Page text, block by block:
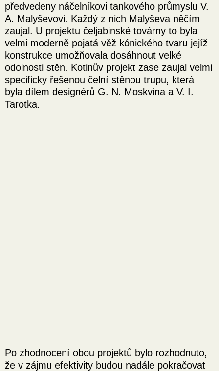
předvedeny náčelníkovi tankového průmyslu V.
A. Malyševovi. Každý z nich Malyševa něčím
zaujal. U projektu čeljabinské továrny to byla
velmi moderně pojatá věž kónického tvaru jejíž
konstrukce umožňovala dosáhnout velké
odolnosti stěn. Kotinův projekt zase zaujal velmi
specificky řešenou čelní stěnou trupu, která
byla dílem designérů G. N. Moskvina a V. I.
Tarotka.
Po zhodnocení obou projektů bylo rozhodnuto,
že v zájmu efektivity budou nadále pokračovat